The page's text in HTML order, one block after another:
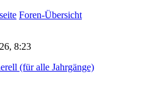
Foren-Übersicht
8:23
(für alle Jahrgänge)